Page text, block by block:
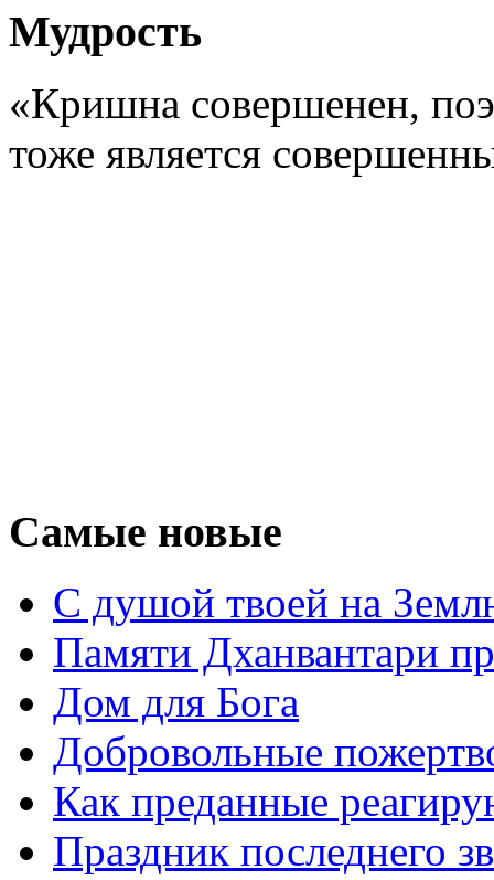
Мудрость
«Кришна совершенен,
тоже является
Самые новые
С душой твоей на
Памяти Дханвантари
Дом для Бога
Добровольные
Как преданные
Праздник последнего